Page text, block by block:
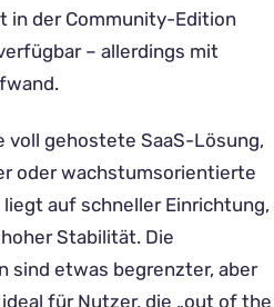
in der Community-Edition
– allerdings mit
voll gehostete SaaS-Lösung,
oder wachstumsorientierte
auf schneller Einrichtung,
Stabilität. Die
sind etwas begrenzter, aber
für Nutzer, die „out of the